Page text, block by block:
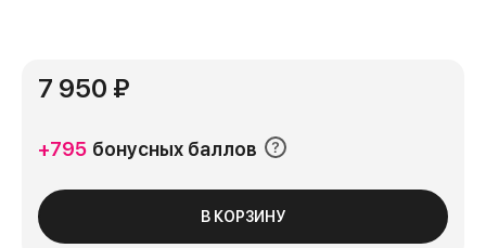
7 950 ₽
+795 бонусных баллов
В КОРЗИНУ